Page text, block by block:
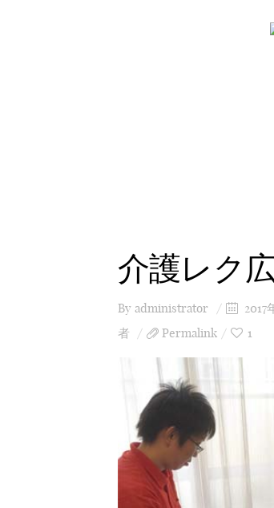
介護レク
By administrator 2017
者
Permalink 1